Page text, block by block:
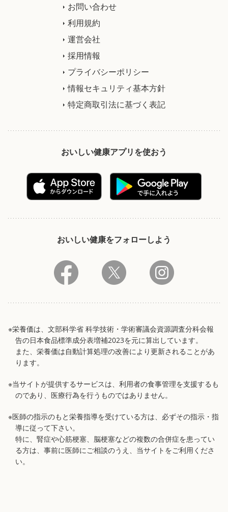
お問い合わせ
利用規約
運営会社
採用情報
プライバシーポリシー
情報セキュリティ基本方針
特定商取引法に基づく表記
おいしい健康アプリを使おう
おいしい健康をフォローしよう
※栄養価は、文部科学省 科学技術・学術審議会資源調査分科会報
告の日本食品標準成分表増補2023を元に算出しています。
また、栄養価は自動計算処理の改善により更新されることがあ
ります。
※当サイトが提供するサービスは、利用者の食事管理を支援するも
のであり、医療行為を行うものではありません。
※医師の指示のもと栄養指導を受けている方は、必ずその指示・指
導に従って下さい。
特に、腎症や心筋梗塞、脳梗塞などの複数の合併症を患ってい
る方は、事前に医師にご相談のうえ、当サイトをご利用くださ
い。